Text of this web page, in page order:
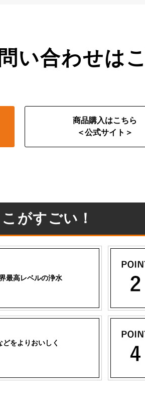
い合わせは
商品購入はこちら
＜公式サイト＞
がすごい！
最高レベルの浄水
をよりおいしく